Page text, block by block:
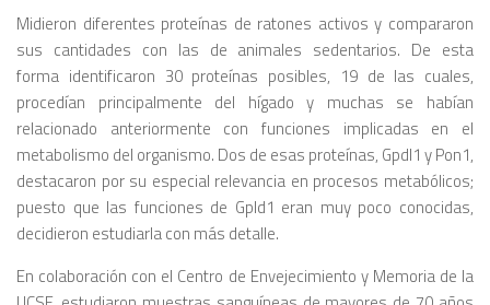
Midieron diferentes proteínas de ratones activos y compararon
sus cantidades con las de animales sedentarios. De esta
forma identificaron 30 proteínas posibles, 19 de las cuales,
procedían principalmente del hígado y muchas se habían
relacionado anteriormente con funciones implicadas en el
metabolismo del organismo. Dos de esas proteínas, Gpdl1 y Pon1,
destacaron por su especial relevancia en procesos metabólicos;
puesto que las funciones de Gpld1 eran muy poco conocidas,
decidieron estudiarla con más detalle.
En colaboración con el Centro de Envejecimiento y Memoria de la